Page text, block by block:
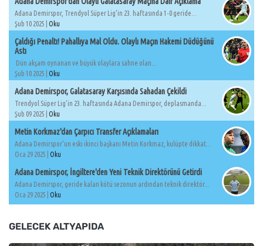
Adana Demirspor, Trendyol Süper Lig'in 23. haftasında 1-0 geride...
Şub 10 2025 | Oku
Çaldığı Penaltı! Pahallıya Mal Oldu. Olaylı Maçın Hakemi Düdüğünü
Astı
Dün akşam oynanan ve büyük olaylara sahne olan...
Şub 10 2025 | Oku
Adana Demirspor, Galatasaray Karşısında Sahadan Çekildi
Trendyol Süper Lig'in 23. haftasında Adana Demirspor, deplasmanda...
Şub 09 2025 | Oku
Metin Korkmaz'dan Çarpıcı Transfer Açıklamaları
Adana Demirspor'un eski ikinci başkanı Metin Korkmaz, kulüpte dikkat...
Oca 29 2025 | Oku
Adana Demirspor, İngiltere'den Yeni Teknik Direktörünü Getirdi
Adana Demirspor, geride kalan kötü sezonun ardından teknik direktör...
Oca 29 2025 | Oku
GELECEK ALTYAPIDA